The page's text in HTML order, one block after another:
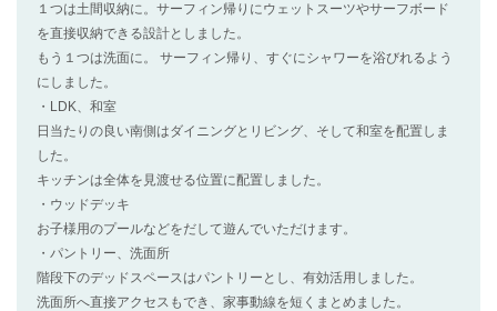
１つは土間収納に。サーフィン帰りにウェットスーツやサーフボード
を直接収納できる設計としました。
もう１つは洗面に。 サーフィン帰り、すぐにシャワーを浴びれるよう
にしました。
・LDK、和室
日当たりの良い南側はダイニングとリビング、そして和室を配置しま
した。
キッチンは全体を見渡せる位置に配置しました。
・ウッドデッキ
お子様用のプールなどをだして遊んでいただけます。
・パントリー、洗面所
階段下のデッドスペースはパントリーとし、有効活用しました。
洗面所へ直接アクセスもでき、家事動線を短くまとめました。